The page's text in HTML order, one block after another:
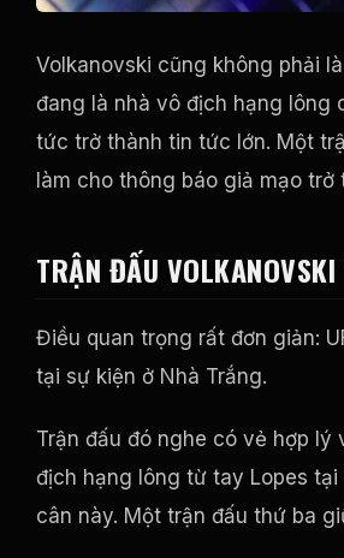
Volkanovski cũng không phải
đang là nhà vô địch hạng lông
tức trở thành tin tức lớn. Một
làm cho thông báo giả mạo trở
TRẬN ĐẤU
Điều quan trọng rất đơn giản:
tại sự kiện ở Nhà Trắng.
Trận đấu đó nghe có vẻ hợp lý
địch hạng lông từ tay Lopes
cân này. Một trận đấu thứ ba